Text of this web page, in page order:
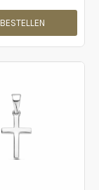
BESTELLEN